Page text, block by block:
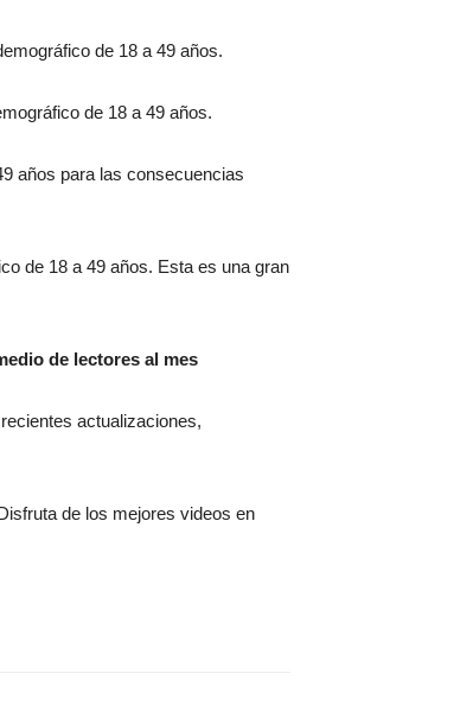
de 18 a 49 años.
de 18 a 49 años.
años para las consecuencias
de 18 a 49 años. Esta es una gran
de lectores al mes
actualizaciones,
de los mejores videos en